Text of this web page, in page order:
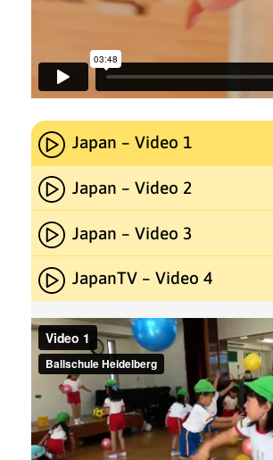
Japan – Video 1
Japan – Video 2
Japan – Video 3
JapanTV – Video 4